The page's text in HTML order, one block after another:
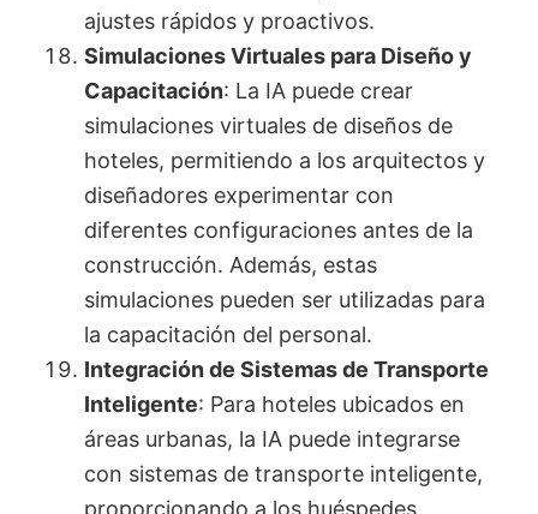
ajustes rápidos y proactivos.
Simulaciones Virtuales para Diseño y
Capacitación: La IA puede crear
simulaciones virtuales de diseños de
hoteles, permitiendo a los arquitectos y
diseñadores experimentar con
diferentes configuraciones antes de la
construcción. Además, estas
simulaciones pueden ser utilizadas para
la capacitación del personal.
Integración de Sistemas de Transporte
Inteligente: Para hoteles ubicados en
áreas urbanas, la IA puede integrarse
con sistemas de transporte inteligente,
proporcionando a los huéspedes